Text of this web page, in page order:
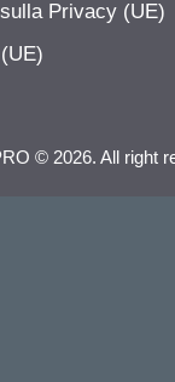
Privacy (UE)
© 2026. All right